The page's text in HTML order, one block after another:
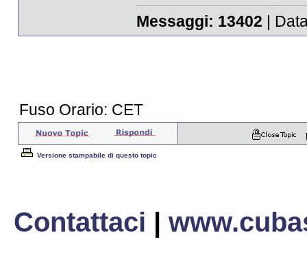
Messaggi: 13402 |
Fuso Orario: CET
Versione stampabile di questo topic
Contattaci |